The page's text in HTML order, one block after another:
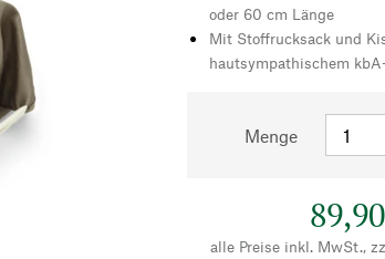
oder 60 cm Länge
Mit Stoffrucksack und
hautsympathischem
Menge
alle Preise inkl. MwSt.,